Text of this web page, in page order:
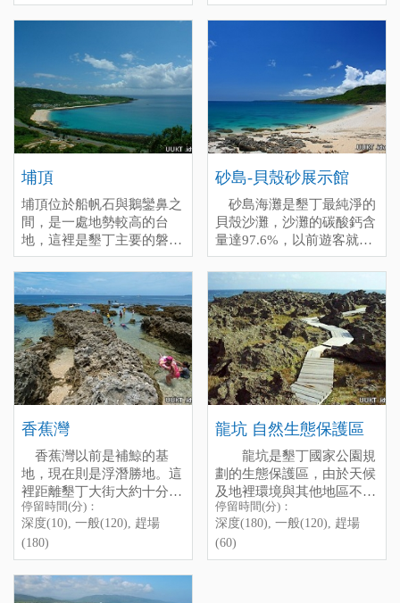
塔。其實以前還是學生的時
人，又可以觀賞晚上燈塔光
束的風采，月光下的步道尤
其美麗，更重要的是......不
收門票！
當然白天的鵝鸞鼻公園也
有它美麗的一面，園內有多
種熱帶濱海植物以及珊瑚礁
地形，濱海步道也不錯。只
是還是推薦夜遊鵝鸞鼻，不
過在沒有月光的夜裡，記得
要帶手電筒哦！
墾管處官方介紹：
園
維基百科介紹：鵝鑾鼻燈塔
去一點右轉進鵝鸞鼻露營區
走，就可以看到入口。
這兒算是台灣的最南點，
左邊屬太平洋，右邊巴士海
峽，聽說天氣好的時候還可
以看見七星岩呢！傳說鄭成
功還把七星岩當作是軍艦入
侵，猛烈的砲轟過它呢！
墾管處介紹：最南點
停留時間(分)：深度(60), 一
般(30), 趕場(20)
[標籤：免費 防曬 地標 ]
埔頂
埔頂位於船帆石與鵝鑾鼻之
間，是一處地勢較高的台
地，這裡是墾丁主要的磐古
拉牧草種植區之一，經常可
以看見美麗柔軟的綠色牧草
隨著微風輕輕搖曳，就像一
大片綠色的海一樣，景色優
美，吸引了許多人來此處拍
照，因為環境相當寧靜舒
適，近年來也是新興的民宿
熱門地點。
Puding
"Puding" is at the middIe
between Chunfan Rock and
Eluanbi Iighthouse, it is a
tableland, you can see the
vast herbage wave in the
wind, just Iike a green
ocean. Because of the
beautifuI scenery, this area
have become more and more
popuIar recently.
砂島-貝殼砂展示館
砂島海灘是墾丁最純淨的
貝殼沙灘，沙灘的碳酸鈣含
量達97.6%，以前遊客就常
把沙子一包一包的帶走，甚
至被卡車大量的偷運出去販
賣，破壞非常嚴重。
如今為了保護這片世界級
的沙灘，目前已經現制措
施，遊客只能遠觀，不能下
去玩沙弄潮了哦。墾管處也
在這裡設立保護區，並有一
座「貝殼砂展示館」，並介
紹砂島沙灘中珍貴的單細胞
有孔蟲…等珍貴資源，也有
一個觸摸區，讓 不能下去
沙灘的遊客也可以欣賞美麗
的貝殼砂。
墾管處介紹：砂島. 貝殼砂
展示館
香蕉灣
香蕉灣以前是補鯨的基
地，現在則是浮潛勝地。這
裡距離墾丁大街大約十分鐘
車程，是個靜謐的小漁港，
偶爾可以看見船隻進出漁港
的畫面，而漁港旁邊有塊礁
石地形恰好圍成了一個天然
的淺水灣，很適合帶孩童戲
水；再往前游出去，海底下
Siang Jiao Wan
lf you ask me to recommend
you a pIace to go diving, l
suggest you to go "Siang
停留時間(分)：
深度(10), 一般(120), 趕場
(180)
龍坑 自然生態保護區
龍坑是墾丁國家公園規
劃的生態保護區，由於天候
及地裡環境與其他地區不
同，造就這裡特別的地形與
植物相。私下覺得龍坑要冬
天落山風大的時候去才精
采，尤其是看著大浪打上崎
停留時間(分)：
深度(180), 一般(120), 趕場
(60)